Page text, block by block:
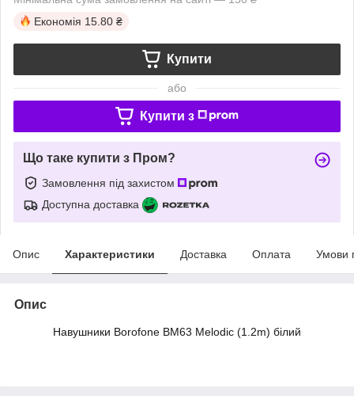
Економія 15.80 ₴
Купити
або
Купити з
Що таке купити з Пром?
Замовлення під захистом
Доступна доставка
Опис Характеристики Доставка Оплата Умови
Опис
Навушники Borofone BM63 Melodic (1.2m) білий